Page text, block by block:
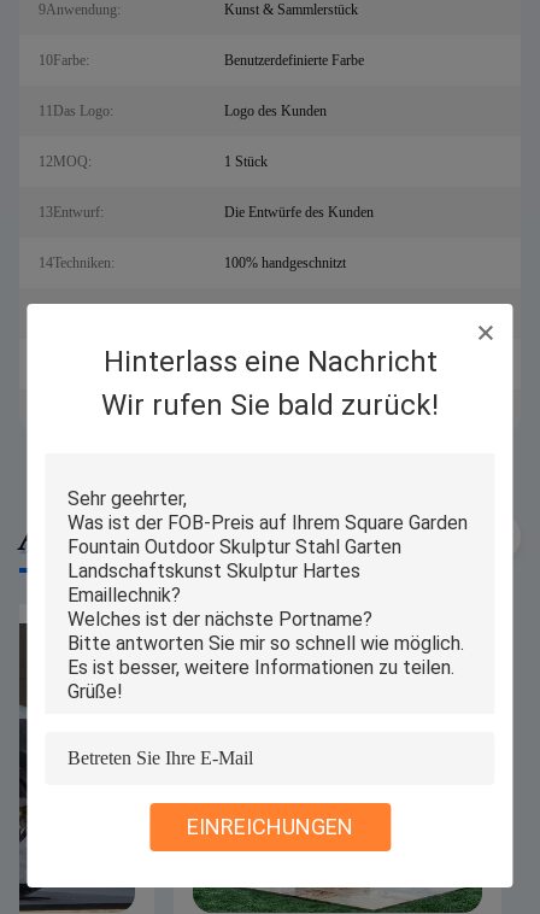
Hinterlass eine Nachricht
Wir rufen Sie bald zurück!
EINREICHUNGEN
9Anwendung: Kunst & Sammlerstück
10Farbe: Benutzerdefinierte Farbe
11Das Logo: Logo des Kunden
12MOQ: 1 Stück
13Entwurf: Die Entwürfe des Kunden
14Techniken: 100% handgeschnitzt
16Gebrauch: Moderne Metallgroße Außendekoration
17Gewohnheit: Logo anpassbar
Ähnliche Produkte